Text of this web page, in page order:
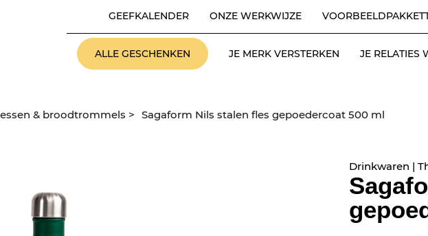
GEEFKALENDER ONZE WERKWIJZE
ALLE GESCHENKEN JE MERK VERSTERKEN JE RELATIES
& broodtrommels > Sagaform Nils stalen fles gepoedercoat 500 ml
Drinkwaren |